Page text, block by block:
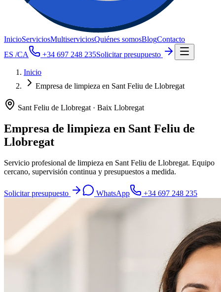
InicioServiciosMultiserviciosQuiénes somosBlogContacto
ES /CA +34 697 248 235Solicitar presupuesto
Inicio
Empresa de limpieza en Sant Feliu de Llobregat
Sant Feliu de Llobregat · Baix Llobregat
Empresa de limpieza en Sant Feliu de
Llobregat
Servicio profesional de limpieza en Sant Feliu de Llobregat. Equipo
cercano, supervisión continua y presupuestos a medida.
Solicitar presupuesto WhatsApp +34 697 248 235